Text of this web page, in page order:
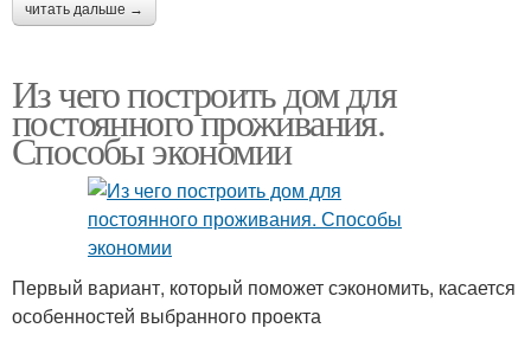
читать дальше →
Из чего построить дом для
постоянного проживания.
Способы экономии
Первый вариант, который поможет сэкономить, касается
особенностей выбранного проекта